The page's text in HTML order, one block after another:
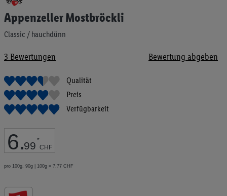
Appenzeller Mostbröckli
Classic / hauchdünn
3 Bewertungen Bewertung abgeben
Qualität
Preis
Verfügbarkeit
6.99 *
CHF
pro 100g, 90g | 100g = 7.77 CHF
Anfang
der
Bildgalerie
springen